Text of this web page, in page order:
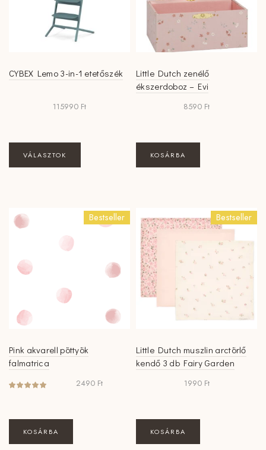
CYBEX Lemo 3-in-1 etetőszék
115990 Ft
VÁLASZTOK
a
variációja
van.
Little Dutch zenélő
ékszerdoboz – Evi
8590 Ft
KOSÁRBA
Bestseller
Pink akvarell pöttyök
falmatrica
2490 Ft
KOSÁRBA
Bestseller
Little Dutch muszlin arctörlő
kendő 3 db Fairy Garden
1990 Ft
KOSÁRBA